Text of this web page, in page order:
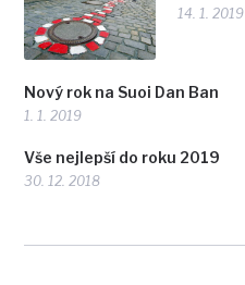
14. 1. 2019
Nový rok na Suoi Dan Ban
1. 1. 2019
Vše nejlepší do roku 2019
30. 12. 2018